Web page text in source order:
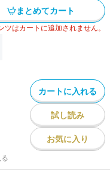
まとめてカート
はカートに追加されません。
カートに入れる
試し読み
お気に入り